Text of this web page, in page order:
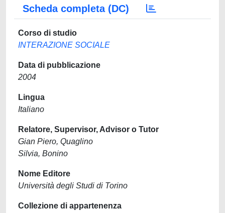
Scheda completa (DC)
Corso di studio
INTERAZIONE SOCIALE
Data di pubblicazione
2004
Lingua
Italiano
Relatore, Supervisor, Advisor o Tutor
Gian Piero, Quaglino
Silvia, Bonino
Nome Editore
Università degli Studi di Torino
Collezione di appartenenza